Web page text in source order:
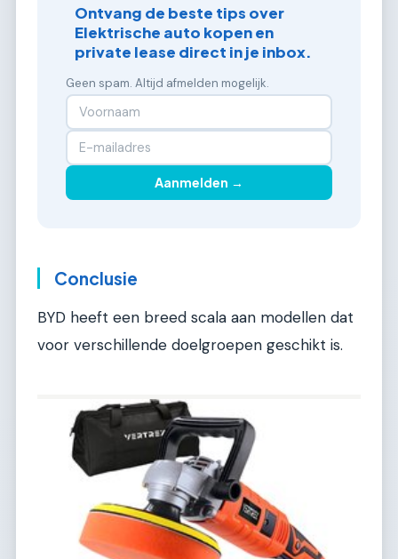
Ontvang de beste tips over
Elektrische auto kopen en
private lease direct in je inbox.
Geen spam. Altijd afmelden mogelijk.
Aanmelden →
Conclusie
BYD heeft een breed scala aan modellen dat
voor verschillende doelgroepen geschikt is.